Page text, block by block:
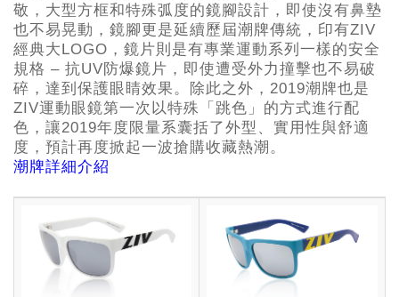
敬，大型方框和特殊弧度的鏡腳設計，即使沒有鼻墊
也不易晃動，鏡腳更是延續歷屆潮牌傳統，印有ZIV
經典大LOGO，鏡片則是有專業運動系列一樣的安全
規格 – 抗UV防爆鏡片，即使遭受外力撞擊也不易破
碎，達到保護眼睛效果。除此之外，2019潮牌也是
ZIV運動眼鏡第一次以特殊「跳色」的方式進行配
色，讓2019年度限量系囊括了外型、實用性與舒適
度，預計再度掀起一波搶購收藏熱潮。
潮牌詳細介紹